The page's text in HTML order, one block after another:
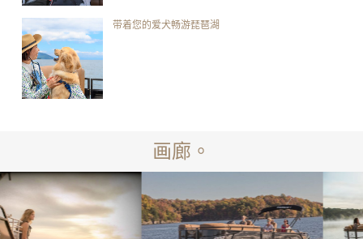
带着您的爱犬畅游琵琶湖
画廊。